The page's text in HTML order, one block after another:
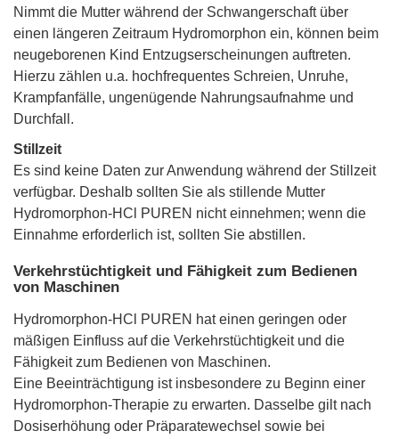
Nimmt die Mutter während der Schwangerschaft über
einen längeren Zeitraum Hydromorphon ein, können beim
neugeborenen Kind Entzugserscheinungen auftreten.
Hierzu zählen u.a. hochfrequentes Schreien, Unruhe,
Krampfanfälle, ungenügende Nahrungsaufnahme und
Durchfall.
Stillzeit
Es sind keine Daten zur Anwendung während der Stillzeit
verfügbar. Deshalb sollten Sie als stillende Mutter
Hydromorphon-HCl PUREN nicht einnehmen; wenn die
Einnahme erforderlich ist, sollten Sie abstillen.
Verkehrstüchtigkeit und Fähigkeit zum Bedienen
von Maschinen
Hydromorphon-HCl PUREN hat einen geringen oder
mäßigen Einfluss auf die Verkehrstüchtigkeit und die
Fähigkeit zum Bedienen von Maschinen.
Eine Beeinträchtigung ist insbesondere zu Beginn einer
Hydromorphon-Therapie zu erwarten. Dasselbe gilt nach
Dosiserhöhung oder Präparatewechsel sowie bei